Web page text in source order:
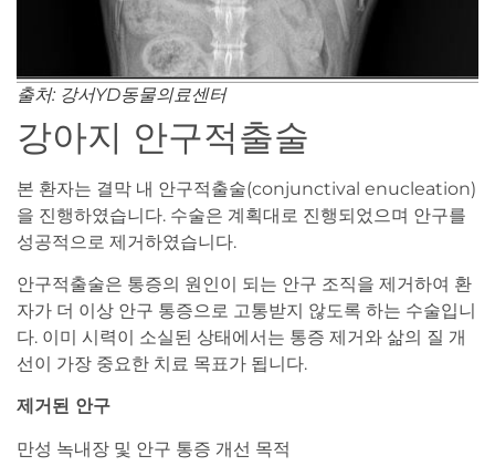
출처: 강서YD동물의료센터
강아지 안구적출술
본 환자는 결막 내 안구적출술(conjunctival enucleation)
을 진행하였습니다. 수술은 계획대로 진행되었으며 안구를
성공적으로 제거하였습니다.
안구적출술은 통증의 원인이 되는 안구 조직을 제거하여 환
자가 더 이상 안구 통증으로 고통받지 않도록 하는 수술입니
다. 이미 시력이 소실된 상태에서는 통증 제거와 삶의 질 개
선이 가장 중요한 치료 목표가 됩니다.
제거된 안구
만성 녹내장 및 안구 통증 개선 목적